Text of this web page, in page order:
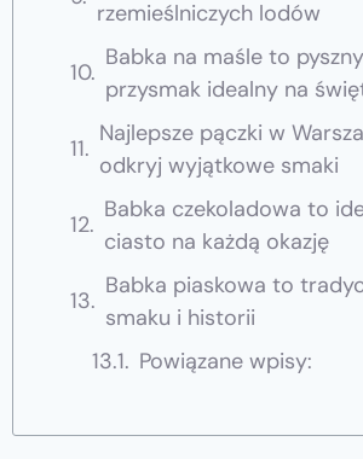
rzemieślniczych lodów
Babka na maśle to pyszny
przysmak idealny na
Najlepsze pączki w
odkryj wyjątkowe smaki
Babka czekoladowa to
ciasto na każdą okazję
Babka piaskowa to
smaku i historii
Powiązane wpisy: